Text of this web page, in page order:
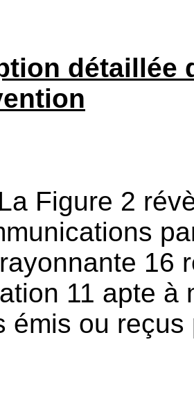
détaillée
La Figure 2
16
11 apte à
émis ou